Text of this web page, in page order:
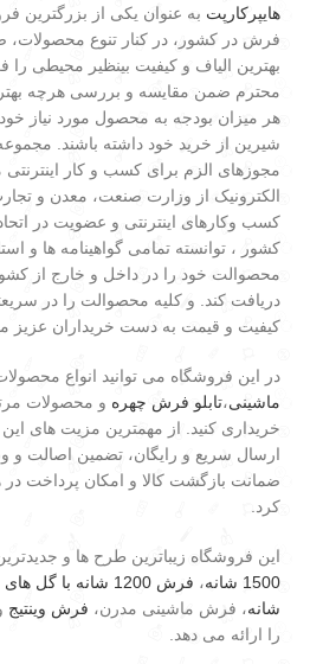
هایپرکارپت به عنوان یکی از
بهترین الیاف و کیفیت بینظیر محیطی را
محترم ضمن مقایسه و بررسی هرچه بهتر،
هر میزان بودجه به محصول مورد نیاز
شیرین از خرید خود داشته باشند. مجموعه
مجوزهای الزم برای کسب و کار اینترنتی
الکترونیک از وزارت صنعت، معدن و
کسب وکارهای اینترنتی و عضویت در
کشور ، توانسته تمامی گواهینامه ها و
محصوالت خود را در داخل و خارج از
دریافت کند. و کلیه محصوالت را در
کیفیت و قیمت به دست خریداران عزیز
در این فروشگاه می توانید انواع
ماشینی،تابلو فرش چهره و محصولات
خریداری کنید. از مهمترین مزیت های
ضمانت بازگشت کالا و امکان پرداخت در
کرد.
این فروشگاه زیباترین طرح ها و
1500 شانه
، فرش 1200 شانه با گل های برجسته
شانه، فرش ماشینی مدرن، فرش وینتیج
را ارائه می دهد.